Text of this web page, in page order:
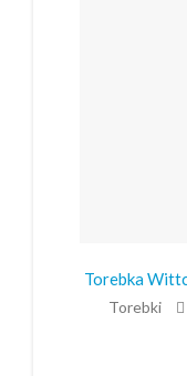
Torebka
Torebki